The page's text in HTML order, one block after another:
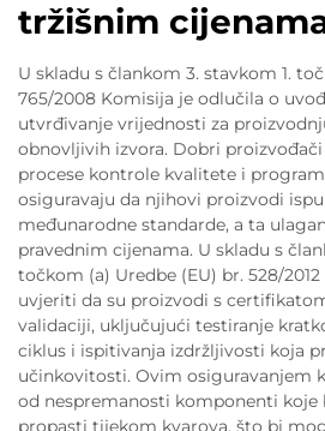
tržišnim
U skladu s člankom 3. stavkom 1.
765/2008 Komisija je odlučila o
utvrđivanje vrijednosti za
obnovljivih izvora. Dobri
procese kontrole kvalitete i
osiguravaju da njihovi proizvodi
međunarodne standarde, a ta
pravednim cijenama. U skladu s
točkom (a) Uredbe (EU) br. 528/
uvjeriti da su proizvodi s
validaciji, uključujući testiranje
ciklus i ispitivanja izdržljivosti koja
učinkovitosti. Ovim osiguravanjem
od nespremanosti komponenti
propasti tijekom kvarova, što bi